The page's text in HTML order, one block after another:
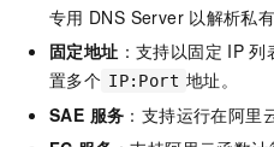
专用 DNS Server 以解析私
固定地址 ：支持以固定 IP 列
置多个 IP:Port 地址。
SAE 服务 ：支持运行在阿里